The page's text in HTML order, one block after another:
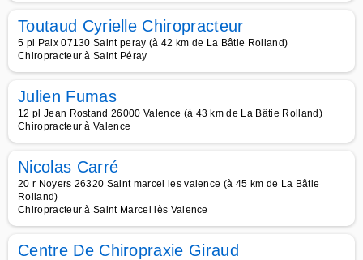
Toutaud Cyrielle Chiropracteur
5 pl Paix 07130 Saint peray (à 42 km de La Bâtie Rolland)
Chiropracteur à Saint Péray
Julien Fumas
12 pl Jean Rostand 26000 Valence (à 43 km de La Bâtie Rolland)
Chiropracteur à Valence
Nicolas Carré
20 r Noyers 26320 Saint marcel les valence (à 45 km de La Bâtie
Rolland)
Chiropracteur à Saint Marcel lès Valence
Centre De Chiropraxie Giraud